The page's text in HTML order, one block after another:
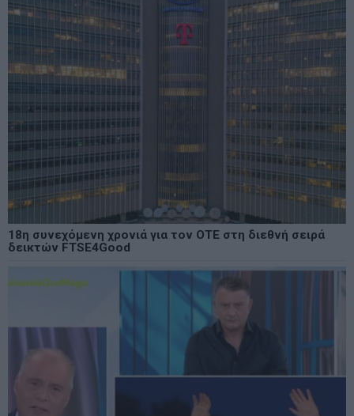
18η συνεχόμενη χρονιά για τον ΟΤΕ στη διεθνή σειρά
δεικτών FTSE4Good